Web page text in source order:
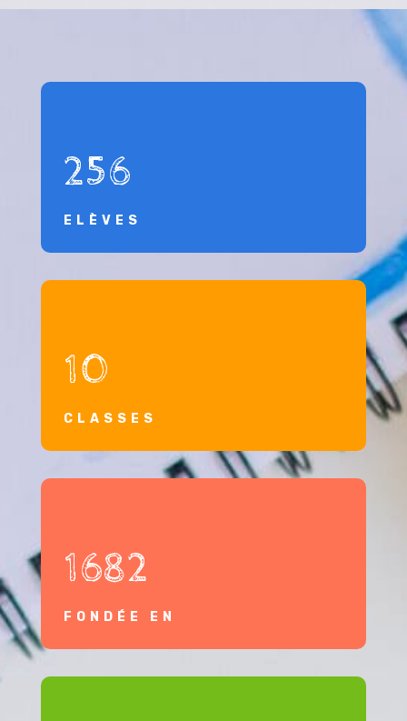
256
ELÈVES
10
CLASSES
1682
FONDÉE EN